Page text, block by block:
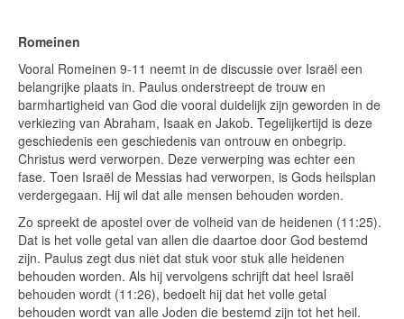
Romeinen
Vooral Romeinen 9-11 neemt in de discussie over Israël een
belangrijke plaats in. Paulus onderstreept de trouw en
barmhartigheid van God die vooral duidelijk zijn geworden in de
verkiezing van Abraham, Isaak en Jakob. Tegelijkertijd is deze
geschiedenis een geschiedenis van ontrouw en onbegrip.
Christus werd verworpen. Deze verwerping was echter een
fase. Toen Israël de Messias had verworpen, is Gods heilsplan
verdergegaan. Hij wil dat alle mensen behouden worden.
Zo spreekt de apostel over de volheid van de heidenen (11:25).
Dat is het volle getal van allen die daartoe door God bestemd
zijn. Paulus zegt dus niet dat stuk voor stuk alle heidenen
behouden worden. Als hij vervolgens schrijft dat heel Israël
behouden wordt (11:26), bedoelt hij dat het volle getal
behouden wordt van alle Joden die bestemd zijn tot het heil.